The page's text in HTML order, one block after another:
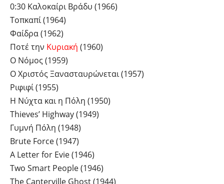
0:30 Καλοκαίρι Βράδυ (1966)
Τοπκαπί (1964)
Φαίδρα (1962)
Ποτέ την Κυριακή (1960)
Ο Νόμος (1959)
Ο Χριστός Ξανασταυρώνεται (1957)
Ριφιφί (1955)
Η Νύχτα και η Πόλη (1950)
Thieves’ Highway (1949)
Γυμνή Πόλη (1948)
Brute Force (1947)
A Letter for Evie (1946)
Two Smart People (1946)
The Canterville Ghost (1944)